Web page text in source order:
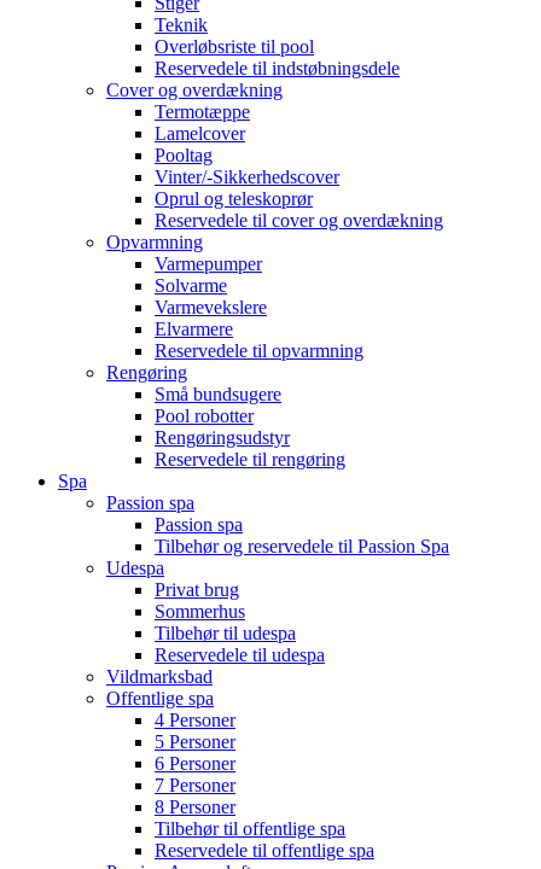
Teknik
Overløbsriste til pool
Reservedele til indstøbningsdele
Cover og overdækning
Termotæppe
Lamelcover
Pooltag
Vinter/-Sikkerhedscover
Oprul og teleskoprør
Reservedele til cover og overdækning
Opvarmning
Varmepumper
Solvarme
Varmevekslere
Elvarmere
Reservedele til opvarmning
Rengøring
Små bundsugere
Pool robotter
Rengøringsudstyr
Reservedele til rengøring
Spa
Passion spa
Passion spa
Tilbehør og reservedele til Passion Spa
Udespa
Privat brug
Sommerhus
Tilbehør til udespa
Reservedele til udespa
Vildmarksbad
Offentlige spa
4 Personer
5 Personer
6 Personer
7 Personer
8 Personer
Tilbehør til offentlige spa
Reservedele til offentlige spa